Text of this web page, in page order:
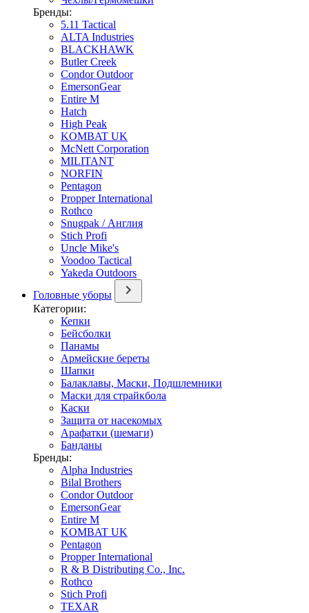
Бренды:
5.11 Tactical
ALTA Industries
BLACKHAWK
Butler Creek
Condor Outdoor
EmersonGear
Entire M
Hatch
High Peak
KOMBAT UK
McNett Corporation
MILITANT
NORFIN
Pentagon
Propper International
Rothco
Snugpak / Англия
Stich Profi
Uncle Mike's
Voodoo Tactical
Yakeda Outdoors
Головные уборы
Категории:
Кепки
Бейсболки
Панамы
Армейские береты
Шапки
Балаклавы, Маски, Подшлемники
Маски для страйкбола
Каски
Защита от насекомых
Арафатки (шемаги)
Банданы
Бренды:
Alpha Industries
Bilal Brothers
Condor Outdoor
EmersonGear
Entire M
KOMBAT UK
Pentagon
Propper International
R & B Distributing Co., Inc.
Rothco
Stich Profi
TEXAR